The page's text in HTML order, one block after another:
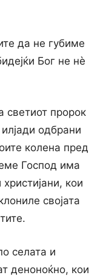
да не губиме
Бог не нѐ
светиот пророк
одбрани
колена пред
Господ има
кои
својата
селата и
деноноќно, кои